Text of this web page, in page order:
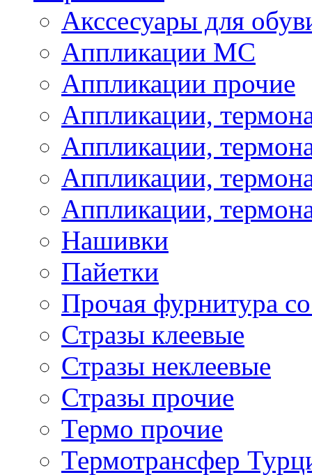
Акссесуары для
Аппликации МС
Аппликации прочие
Аппликации,
Аппликации,
Аппликации,
Аппликации,
Нашивки
Пайетки
Прочая фурнитура
Стразы клеевые
Стразы неклеевые
Стразы прочие
Термо прочие
Термотрансфер